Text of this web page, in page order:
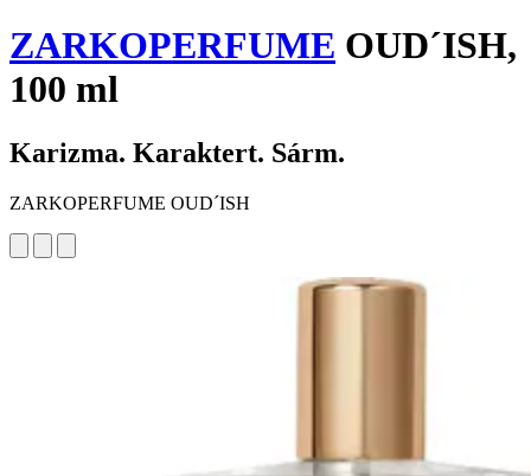
ZARKOPERFUME OUD´ISH,
100 ml
Karizma. Karaktert. Sárm.
ZARKOPERFUME OUD´ISH